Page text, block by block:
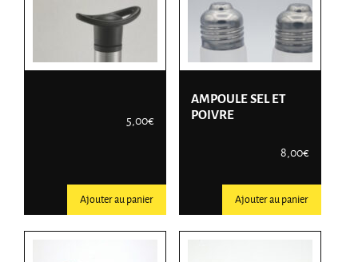
5,00€
Ajouter au panier
AMPOULE SEL ET
POIVRE
8,00€
Ajouter au panier